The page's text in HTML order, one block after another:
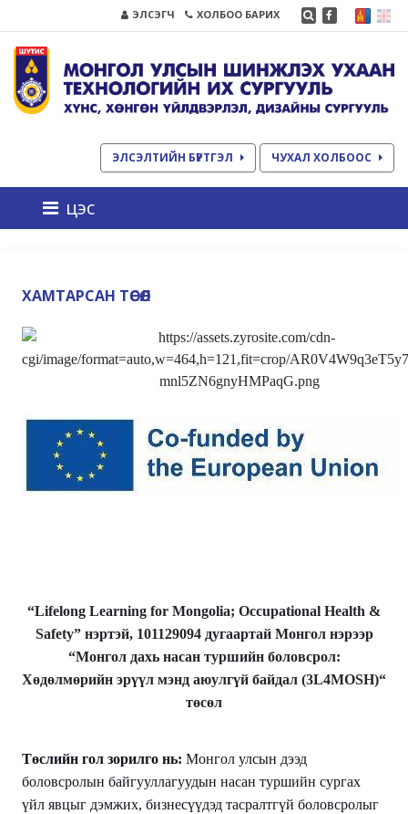
ЭЛСЭГЧ ХОЛБОО БАРИХ
ЭЛСЭЛТИЙН БҮРТГЭЛ ЧУХАЛ ХОЛБООС
цэс
ХАМТАРСАН ТӨСӨЛ
“Lifelong Learning for Mongolia; Occupational Health &
Safety” нэртэй, 101129094 дугаартай Монгол нэрээр
“Монгол дахь насан туршийн боловсрол:
Хөдөлмөрийн эрүүл мэнд аюулгүй байдал (3L4MOSH)“
төсөл
Төслийн гол зорилго нь: Монгол улсын дээд
боловсролын байгууллагуудын насан туршийн сургах
үйл явцыг дэмжих, бизнесүүдэд тасралтгүй боловсролыг